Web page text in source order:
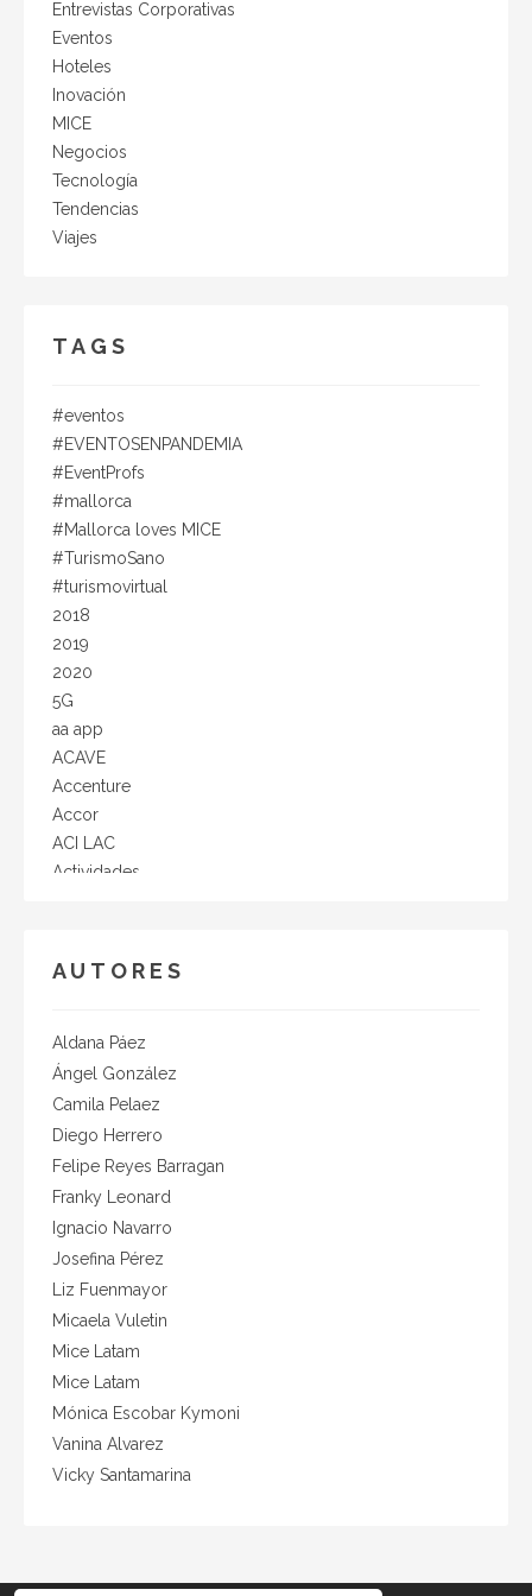
pocos metros de la autopista, contando con un
más de 40 minutos de la Ciudad.El predio también
cuenta con 5 salones de eventos y un auditorio con
capacidad para 220 personas.Las 16 hectáreas que
comprenden el total del espacio son, en su mayoría,
áreas verdes que nuestros huéspedes podrán
disfrutar.La Posada ofrece servicio de desayuno buffet,
eventos sociales y corporativos.Soledad Aquilano /
Entrevistas Corporativas
Eventos
Hoteles
Inovación
MICE
Negocios
Tecnología
Tendencias
Viajes
TAGS
#eventos
#EVENTOSENPANDEMIA
#EventProfs
#mallorca
#Mallorca loves MICE
#TurismoSano
#turismovirtual
2018
2019
2020
5G
aa app
ACAVE
Accenture
Accor
ACI LAC
Actividades
AFIDA
Agencia de Viajes
Agencias de Eventos
Agencias de viajes
Ágora Bogotá
AIPC
airbnb
Aldana Paez
Alianzas
All inclusive
ALN
Alojamiento
Alojamientos
alquiler
america latina
AUTORES
Aldana Páez
Ángel González
Camila Pelaez
Diego Herrero
Felipe Reyes Barragan
Franky Leonard
Ignacio Navarro
Josefina Pérez
Liz Fuenmayor
Micaela Vuletin
Mice Latam
Mice Latam
Mónica Escobar Kymoni
Vanina Alvarez
Vicky Santamarina